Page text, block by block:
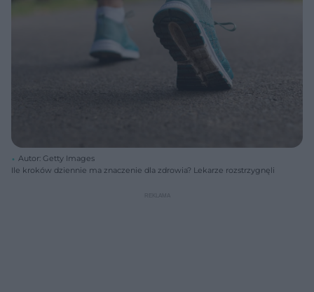
Autor: Getty Images
Ile kroków dziennie ma znaczenie dla zdrowia? Lekarze rozstrzygnęli